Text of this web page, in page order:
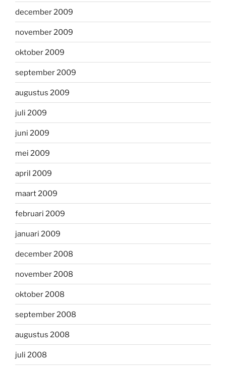
december 2009
november 2009
oktober 2009
september 2009
augustus 2009
juli 2009
juni 2009
mei 2009
april 2009
maart 2009
februari 2009
januari 2009
december 2008
november 2008
oktober 2008
september 2008
augustus 2008
juli 2008